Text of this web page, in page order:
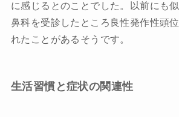
に感じるとのことでした。以前にも
鼻科を受診したところ良性発作性頭
れたことがあるそうです。
生活習慣と症状の関連性